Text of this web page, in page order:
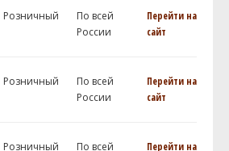
Розничный
По всей
России
Перейти на
сайт
Розничный
По всей
России
Перейти на
сайт
Розничный
По всей
Перейти на